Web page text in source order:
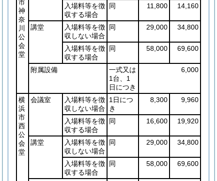
市
神
奈
川
公
会
堂
入場料等を徴
収する場合
同 11,800 14,160
講堂
入場料等を徴
収しない場合
同 29,000 34,800
入場料等を徴
収する場合
同 58,000 69,600
附属設備
一式又は
1台、1
日につき
6,000
横
浜
市
西
公
会
堂
会議室
入場料等を徴
収しない場合
1日につ
き
8,300 9,960
入場料等を徴
収する場合
同 16,600 19,920
講堂
入場料等を徴
収しない場合
同 29,000 34,800
入場料等を徴
収する場合
同 58,000 69,600